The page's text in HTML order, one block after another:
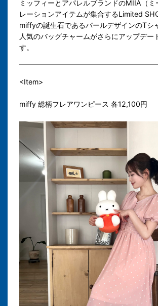
ミッフィーとアパレルブランドのMIIA（ミ
レーションアイテムが集合するLimited
miffyの誕生石であるパールデザインのTシ
人気のバッグチャームがさらにアップデー
す。
<Item>
miffy 総柄フレアワンピース 各12,100円